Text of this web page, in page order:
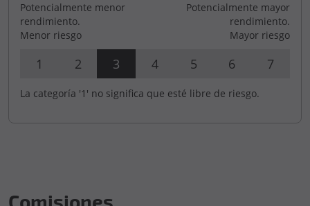
Potencialmente menor
rendimiento.
Menor riesgo
Potencialmente mayor
rendimiento.
Mayor riesgo
1 2 3 4 5 6 7
La categoría '1' no significa que esté libre de riesgo.
Comisiones